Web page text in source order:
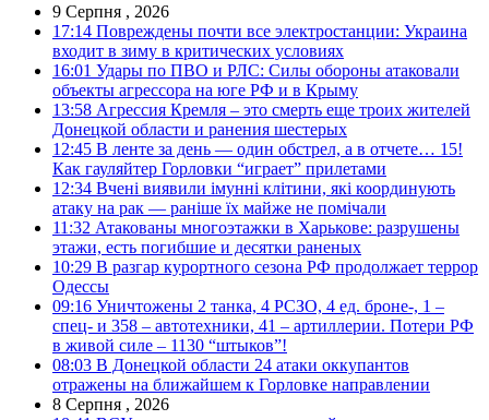
9 Серпня , 2026
17:14 Повреждены почти все электростанции: Украина
входит в зиму в критических условиях
16:01 Удары по ПВО и РЛС: Силы обороны атаковали
объекты агрессора на юге РФ и в Крыму
13:58 Агрессия Кремля – это смерть еще троих жителей
Донецкой области и ранения шестерых
12:45 В ленте за день — один обстрел, а в отчете… 15!
Как гауляйтер Горловки “играет” прилетами
12:34 Вчені виявили імунні клітини, які координують
атаку на рак — раніше їх майже не помічали
11:32 Атакованы многоэтажки в Харькове: разрушены
этажи, есть погибшие и десятки раненых
10:29 В разгар курортного сезона РФ продолжает террор
Одессы
09:16 Уничтожены 2 танка, 4 РСЗО, 4 ед. броне-, 1 –
спец- и 358 – автотехники, 41 – артиллерии. Потери РФ
в живой силе – 1130 “штыков”!
08:03 В Донецкой области 24 атаки оккупантов
отражены на ближайшем к Горловке направлении
8 Серпня , 2026